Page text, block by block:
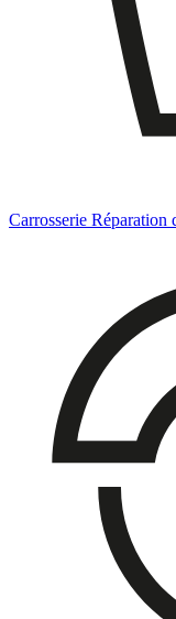
Carrosserie Réparation